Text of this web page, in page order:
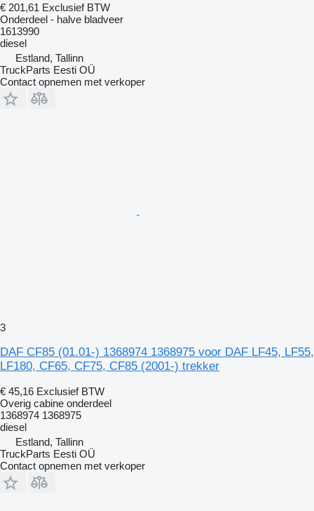
€ 201,61 Exclusief BTW
Onderdeel - halve bladveer
1613990
diesel
Estland, Tallinn
TruckParts Eesti OÜ
Contact opnemen met verkoper
3
DAF CF85 (01.01-) 1368974 1368975 voor DAF LF45, LF55,
LF180, CF65, CF75, CF85 (2001-) trekker
€ 45,16 Exclusief BTW
Overig cabine onderdeel
1368974 1368975
diesel
Estland, Tallinn
TruckParts Eesti OÜ
Contact opnemen met verkoper